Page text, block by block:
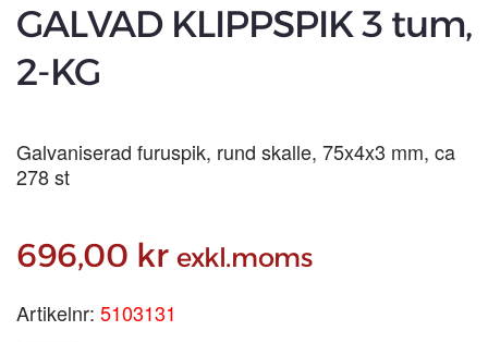
GALVAD KLIPPSPIK 3 tum,
2-KG
Galvaniserad furuspik, rund skalle, 75x4x3 mm, ca
278 st
696,00 kr exkl.moms
Artikelnr: 5103131